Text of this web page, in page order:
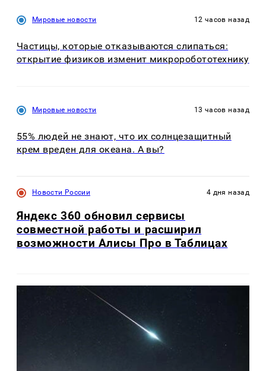
Мировые новости 12 часов назад
Частицы, которые отказываются слипаться:
открытие физиков изменит микроробототехнику
Мировые новости 13 часов назад
55% людей не знают, что их солнцезащитный
крем вреден для океана. А вы?
Новости России 4 дня назад
Яндекс 360 обновил сервисы
совместной работы и расширил
возможности Алисы Про в Таблицах